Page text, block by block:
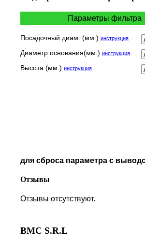
INDIAN
KEEWAY
KYMCO
MBK
MOTO GUZZI
TVS
Параметры фильтра
Посадочный диам. (мм.) инструкция :
Диаметр основания(мм.) инструкция:
Высота (мм.) инструкция :
для сброса параметра с
Отзывы
Отзывы отсутствуют.
BMC S.R.L